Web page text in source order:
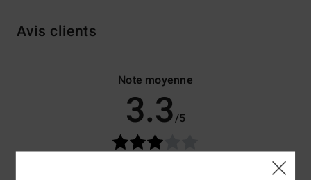
Avis clients
Note moyenne
3.3/5